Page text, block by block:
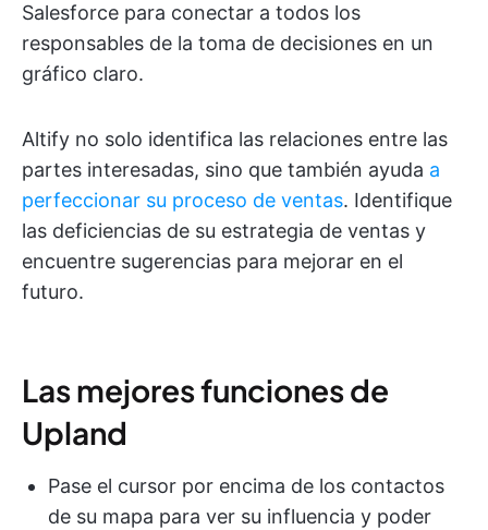
Salesforce para conectar a todos los
responsables de la toma de decisiones en un
gráfico claro.
Altify no solo identifica las relaciones entre las
partes interesadas, sino que también ayuda a
perfeccionar su proceso de ventas. Identifique
las deficiencias de su estrategia de ventas y
encuentre sugerencias para mejorar en el
futuro.
Las mejores funciones de
Upland
Pase el cursor por encima de los contactos
de su mapa para ver su influencia y poder